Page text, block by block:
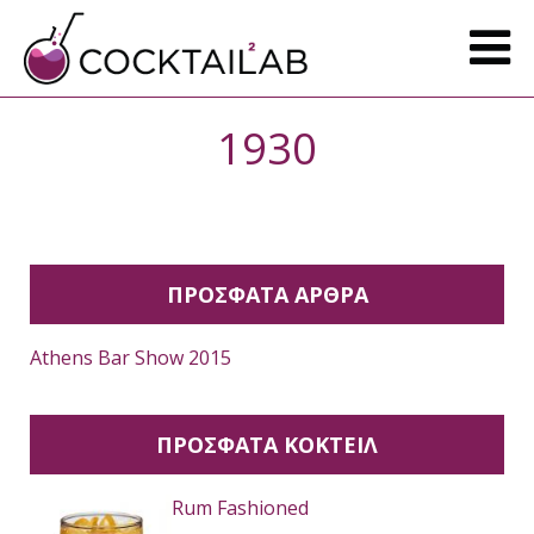
1930
ΠΡΟΣΦΑΤΑ ΑΡΘΡΑ
Athens Bar Show 2015
ΠΡΟΣΦΑΤΑ ΚΟΚΤΕΙΛ
Rum Fashioned